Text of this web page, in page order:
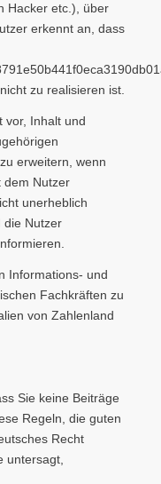
Hacker etc.), über
erkennt an, dass
zu realisieren ist.
vor, Inhalt und
erweitern, wenn
dem Nutzer
unerheblich
die Nutzer
Informations- und
Fachkräften zu
von Zahlenland
Sie keine Beiträge
Regeln, die guten
Recht
untersagt,